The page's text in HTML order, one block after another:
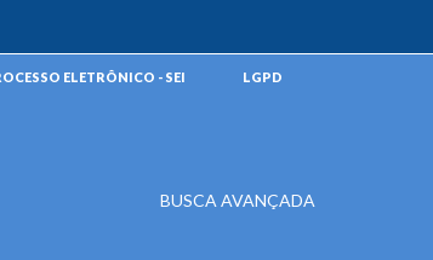
ELETRÔNICO - SEI LGPD
BUSCA AVANÇADA